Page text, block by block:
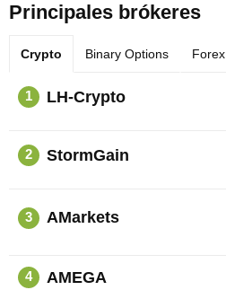
Principales brókeres
Crypto Binary Options Forex
1 LH-Crypto
2 StormGain
3 AMarkets
4 AMEGA